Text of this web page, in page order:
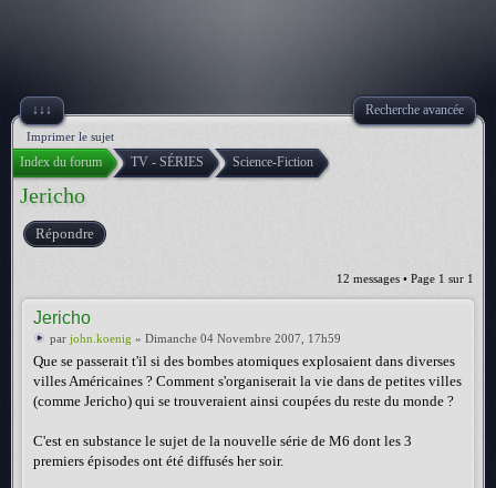
↓↓↓ Recherche avancée
Imprimer le sujet
Index du forum TV - SÉRIES Science-Fiction
Jericho
Répondre
12 messages • Page 1 sur 1
Jericho
par john.koenig » Dimanche 04 Novembre 2007, 17h59
Que se passerait t'il si des bombes atomiques explosaient dans diverses
villes Américaines ? Comment s'organiserait la vie dans de petites villes
(comme Jericho) qui se trouveraient ainsi coupées du reste du monde ?
C'est en substance le sujet de la nouvelle série de M6 dont les 3
premiers épisodes ont été diffusés her soir.